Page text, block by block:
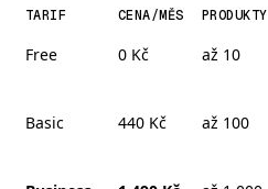
TARIF CENA/MĚS PRODUKTY
Free 0 Kč až 10
Basic
440 Kč až 100